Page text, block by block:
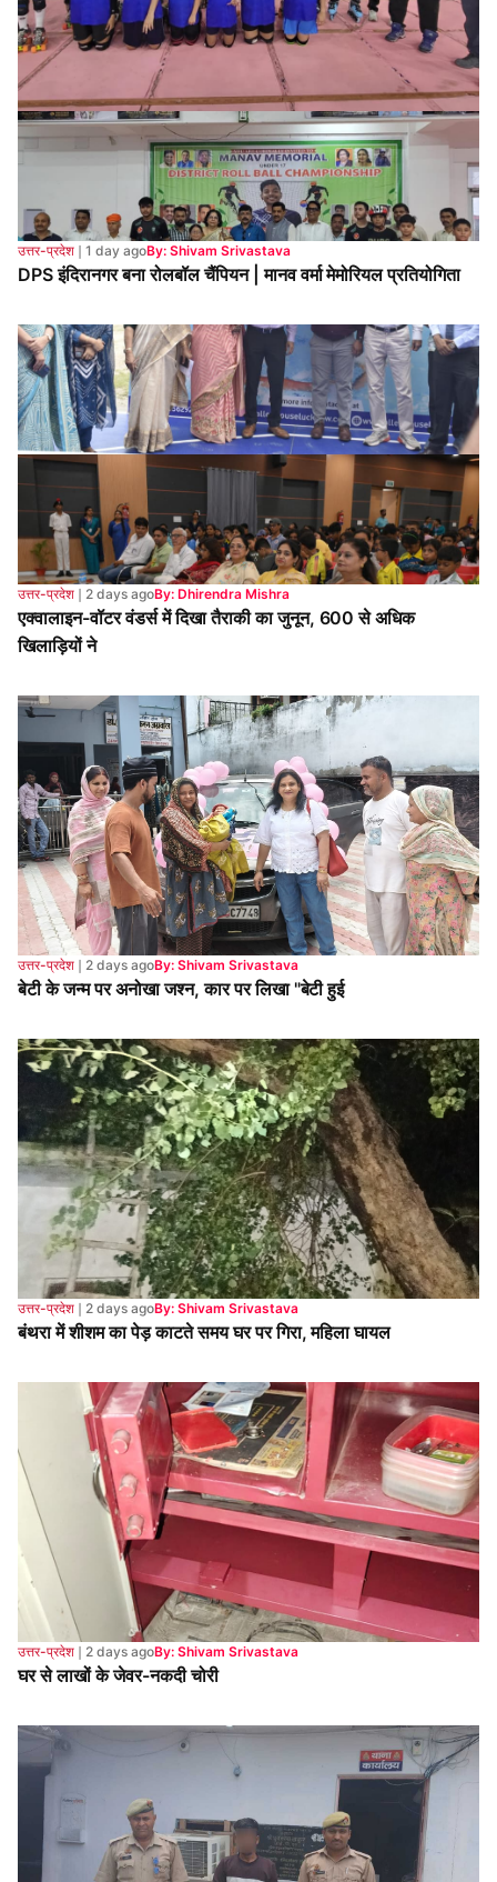
उत्तर-प्रदेश❘1 day agoBy: Shivam Srivastava
DPS इंदिरानगर बना रोलबॉल चैंपियन | मानव वर्मा मेमोरियल प्रतियोगिता
उत्तर-प्रदेश❘2 days agoBy: Dhirendra Mishra
एक्वालाइन-वॉटर वंडर्स में दिखा तैराकी का जुनून, 600 से अधिक
खिलाड़ियों ने
उत्तर-प्रदेश❘2 days agoBy: Shivam Srivastava
बेटी के जन्म पर अनोखा जश्न, कार पर लिखा "बेटी हुई
उत्तर-प्रदेश❘ 2 days agoBy: Shivam Srivastava
बंथरा में शीशम का पेड़ काटते समय घर पर गिरा, महिला घायल
उत्तर-प्रदेश 2 days agoBy: Shivam Srivastava
घर से लाखों के जेवर-नकदी चोरी
3 days agoBy: Shivam Srivastava